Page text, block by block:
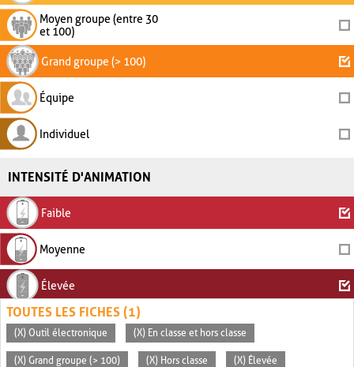
Moyen groupe (entre 30
et 100)
Grand groupe (> 100)
Équipe
Individuel
INTENSITÉ D'ANIMATION
Faible
Moyenne
Élevée
TOUTES LES FICHES (1)
(X) Outil électronique (X) En classe et hors classe
(X) Grand groupe (> 100) (X) Hors classe (X) Élevée